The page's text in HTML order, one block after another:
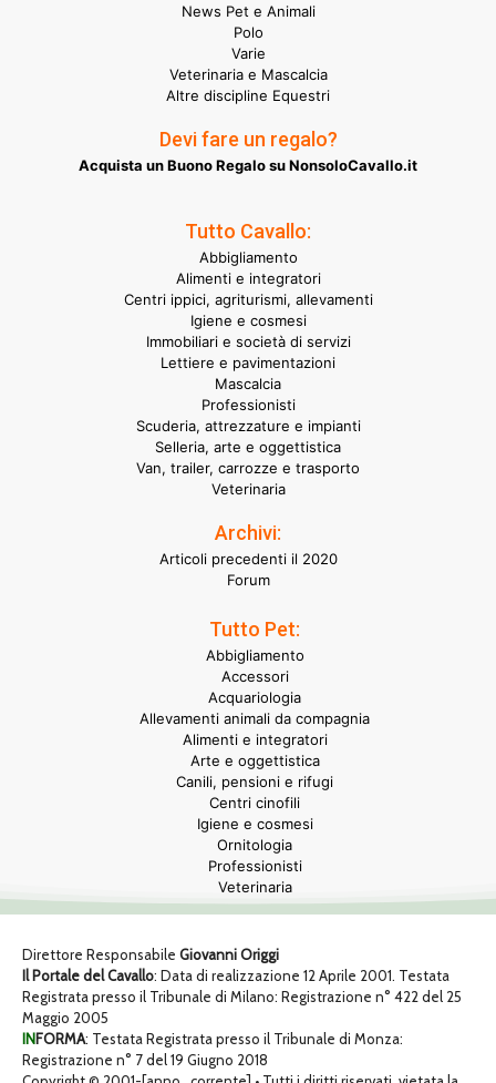
News Pet e Animali
Polo
Varie
Veterinaria e Mascalcia
Altre discipline Equestri
Devi fare un regalo?
Acquista un Buono Regalo su NonsoloCavallo.it
Tutto Cavallo:
Abbigliamento
Alimenti e integratori
Centri ippici, agriturismi, allevamenti
Igiene e cosmesi
Immobiliari e società di servizi
Lettiere e pavimentazioni
Mascalcia
Professionisti
Scuderia, attrezzature e impianti
Selleria, arte e oggettistica
Van, trailer, carrozze e trasporto
Veterinaria
Archivi:
Articoli precedenti il 2020
Forum
Tutto Pet:
Abbigliamento
Accessori
Acquariologia
Allevamenti animali da compagnia
Alimenti e integratori
Arte e oggettistica
Canili, pensioni e rifugi
Centri cinofili
Igiene e cosmesi
Ornitologia
Professionisti
Veterinaria
Direttore Responsabile Giovanni Origgi
Il Portale del Cavallo: Data di realizzazione 12 Aprile 2001. Testata
Registrata presso il Tribunale di Milano: Registrazione n° 422 del 25
Maggio 2005
INFORMA: Testata Registrata presso il Tribunale di Monza:
Registrazione n° 7 del 19 Giugno 2018